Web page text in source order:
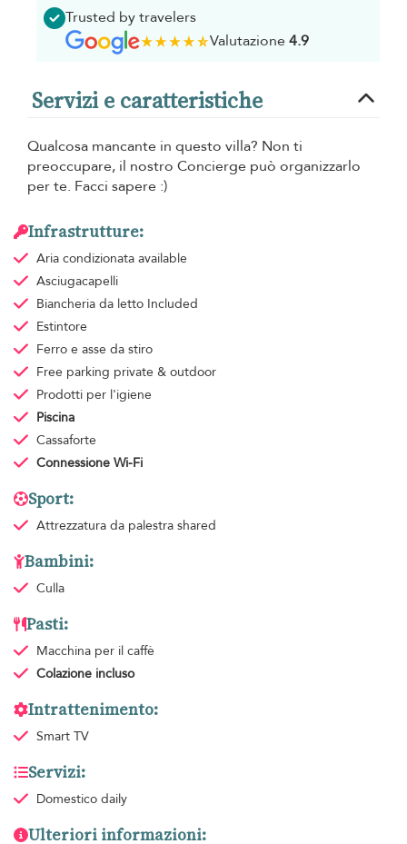
Trusted by travelers
Valutazione4.9
Servizi e caratteristiche
Qualcosa mancante in questo villa? Non ti
preoccupare, il nostro Concierge può organizzarlo
per te. Facci sapere :)
Infrastrutture:
Aria condizionata available
Asciugacapelli
Biancheria da letto Included
Estintore
Ferro e asse da stiro
Free parking private & outdoor
Prodotti per l'igiene
Piscina
Cassaforte
Connessione Wi-Fi
Sport:
Attrezzatura da palestra shared
Bambini:
Culla
Pasti:
Macchina per il caffè
Colazione incluso
Intrattenimento:
Smart TV
Servizi:
Domestico daily
Ulteriori informazioni: